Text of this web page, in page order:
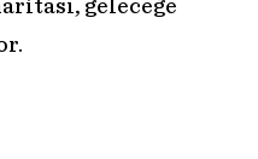
geleceğe